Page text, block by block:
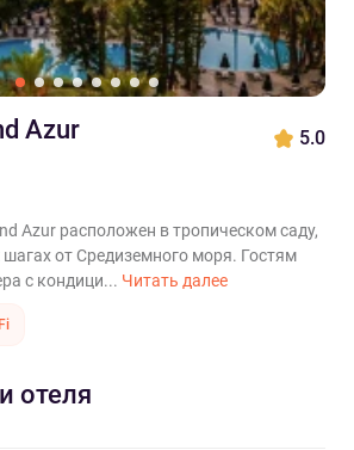
Azur 5.0
Azur расположен в тропическом саду,
шагах от Средиземного моря. Гостям
с кондици... Читать далее
отеля